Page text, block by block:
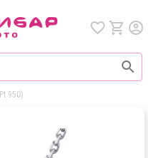
950)